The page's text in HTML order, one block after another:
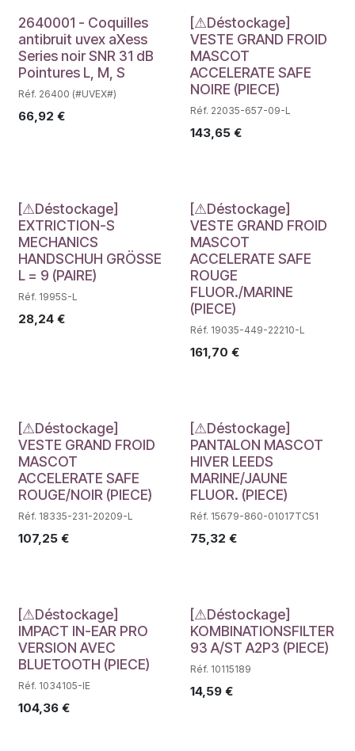
Déstockage
2640001 - Coquilles
antibruit uvex aXess
Series noir SNR 31 dB
Pointures L, M, S
Réf. 26400 (#UVEX#)
66,92 €
Déstockage
[⚠Déstockage]
VESTE GRAND FROID
MASCOT
ACCELERATE SAFE
NOIRE (PIECE)
Réf. 22035-657-09-L
143,65€
Déstockage
[⚠Déstockage]
EXTRICTION-S
MECHANICS
HANDSCHUH GRÖSSE
L = 9 (PAIRE)
Réf. 1995S-L
28,24 €
Déstockage
[⚠Déstockage]
VESTE GRAND FROID
MASCOT
ACCELERATE SAFE
ROUGE
FLUOR./MARINE
(PIECE)
Réf. 19035-449-22210-L
161,70 €
Déstockage
[⚠Déstockage]
VESTE GRAND FROID
MASCOT
ACCELERATE SAFE
ROUGE/NOIR (PIECE)
Réf. 18335-231-20209-L
107,25 €
Déstockage
[⚠Déstockage]
PANTALON MASCOT
HIVER LEEDS
MARINE/JAUNE
FLUOR. (PIECE)
Réf. 15679-860-01017TC51
75,32 €
Déstockage
[⚠Déstockage]
IMPACT IN-EAR PRO
VERSION AVEC
BLUETOOTH (PIECE)
Réf. 1034105-IE
104,36 €
Déstockage
[⚠Déstockage]
KOMBINATIONSFILTER
93 A/ST A2P3 (PIECE)
Réf. 10115189
14,59€